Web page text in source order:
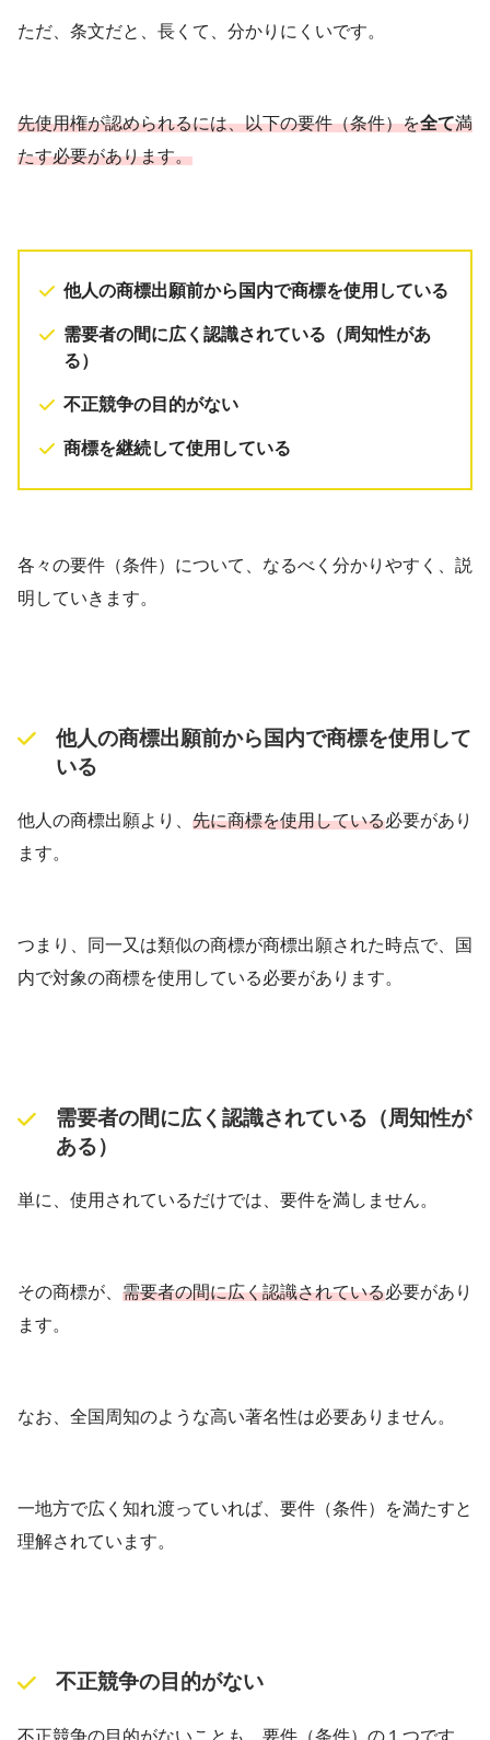
ただ、条文だと、長くて、分かりにくいです。
先使用権が認められるには、以下の要件（条件）を全て満
たす必要があります。
他人の商標出願前から国内で商標を使用している
需要者の間に広く認識されている（周知性があ
る）
不正競争の目的がない
商標を継続して使用している
各々の要件（条件）について、なるべく分かりやすく、説
明していきます。
他人の商標出願前から国内で商標を使用して
いる
他人の商標出願より、 先に商標を使用している必要があり
ます。
つまり、同一又は類似の商標が商標出願された時点で、国
内で対象の商標を使用している必要があります。
需要者の間に広く認識されている（周知性が
ある）
単に、使用されているだけでは、要件を満しません。
その商標が、 需要者の間に広く認識されている必要があり
ます。
なお、全国周知のような高い著名性は必要ありません。
一地方で広く知れ渡っていれば、要件（条件）を満たすと
理解されています。
不正競争の目的がない
不正競争の目的がないことも、要件（条件）の１つです。